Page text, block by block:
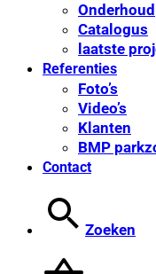
Onderhoud
Catalogus
laatste
Referenties
Foto’s
Video’s
Klanten
BMP
Contact
Zoeken